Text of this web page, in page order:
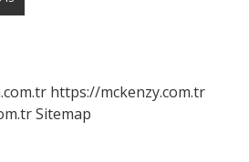
https://mckenzy.com.tr
Sitemap